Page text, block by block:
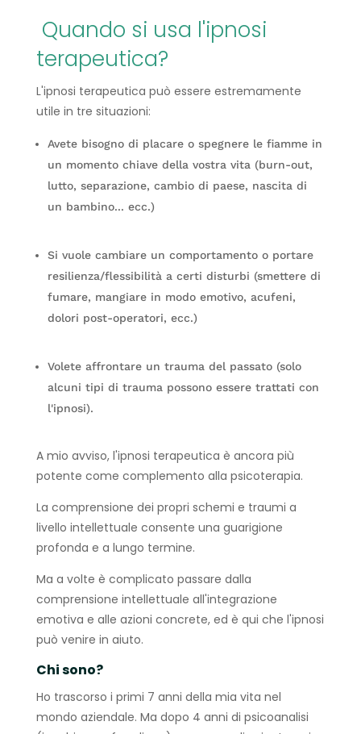
Quando si usa l'ipnosi
terapeutica?
L'ipnosi terapeutica può essere estremamente
utile in tre situazioni:
Avete bisogno di placare o spegnere le fiamme in
un momento chiave della vostra vita (burn-out,
lutto, separazione, cambio di paese, nascita di
un bambino... ecc.)
Si vuole cambiare un comportamento o portare
resilienza/flessibilità a certi disturbi (smettere di
fumare, mangiare in modo emotivo, acufeni,
dolori post-operatori, ecc.)
Volete affrontare un trauma del passato (solo
alcuni tipi di trauma possono essere trattati con
l'ipnosi).
A mio avviso, l'ipnosi terapeutica è ancora più
potente come complemento alla psicoterapia.
La comprensione dei propri schemi e traumi a
livello intellettuale consente una guarigione
profonda e a lungo termine.
Ma a volte è complicato passare dalla
comprensione intellettuale all'integrazione
emotiva e alle azioni concrete, ed è qui che l'ipnosi
può venire in aiuto.
Chi sono?
Ho trascorso i primi 7 anni della mia vita nel
mondo aziendale. Ma dopo 4 anni di psicoanalisi